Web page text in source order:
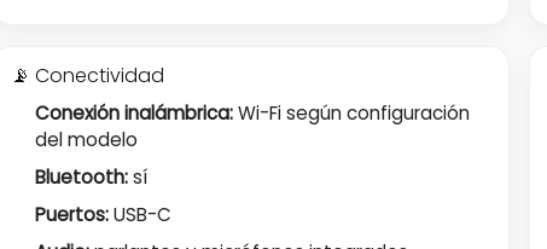
📡 Conectividad
Conexión inalámbrica:Wi-Fi según configuración
del modelo
Bluetooth:sí
Puertos:USB-C